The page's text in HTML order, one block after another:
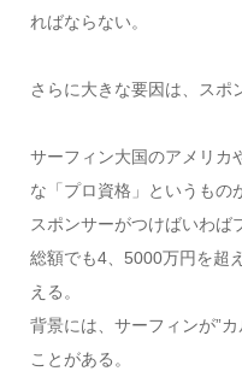
ればならない。
さらに大きな要因は、スポ
サーフィン大国のアメリカ
な「プロ資格」というもの
スポンサーがつけばいわば
総額でも4、5000万円を超
える。
背景には、サーフィンが”
ことがある。